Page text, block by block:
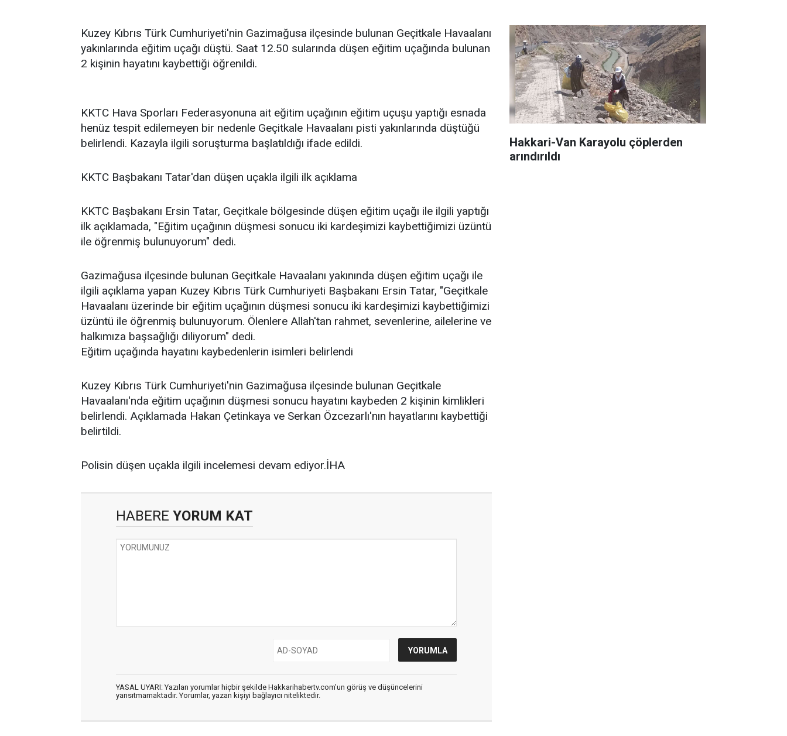
Kuzey Kıbrıs Türk Cumhuriyeti'nin Gazimağusa ilçesinde bulunan Geçitkale Havaalanı
yakınlarında eğitim uçağı düştü. Saat 12.50 sularında düşen eğitim uçağında bulunan
2 kişinin hayatını kaybettiği öğrenildi.
KKTC Hava Sporları Federasyonuna ait eğitim uçağının eğitim uçuşu yaptığı esnada
henüz tespit edilemeyen bir nedenle Geçitkale Havaalanı pisti yakınlarında düştüğü
belirlendi. Kazayla ilgili soruşturma başlatıldığı ifade edildi.
KKTC Başbakanı Tatar'dan düşen uçakla ilgili ilk açıklama
KKTC Başbakanı Ersin Tatar, Geçitkale bölgesinde düşen eğitim uçağı ile ilgili yaptığı
ilk açıklamada, "Eğitim uçağının düşmesi sonucu iki kardeşimizi kaybettiğimizi üzüntü
ile öğrenmiş bulunuyorum" dedi.
Gazimağusa ilçesinde bulunan Geçitkale Havaalanı yakınında düşen eğitim uçağı ile
ilgili açıklama yapan Kuzey Kıbrıs Türk Cumhuriyeti Başbakanı Ersin Tatar, "Geçitkale
Havaalanı üzerinde bir eğitim uçağının düşmesi sonucu iki kardeşimizi kaybettiğimizi
üzüntü ile öğrenmiş bulunuyorum. Ölenlere Allah'tan rahmet, sevenlerine, ailelerine ve
halkımıza başsağlığı diliyorum" dedi.
Eğitim uçağında hayatını kaybedenlerin isimleri belirlendi
Kuzey Kıbrıs Türk Cumhuriyeti'nin Gazimağusa ilçesinde bulunan Geçitkale
Havaalanı'nda eğitim uçağının düşmesi sonucu hayatını kaybeden 2 kişinin kimlikleri
belirlendi. Açıklamada Hakan Çetinkaya ve Serkan Özcezarlı'nın hayatlarını kaybettiği
belirtildi.
Polisin düşen uçakla ilgili incelemesi devam ediyor.İHA
HABERE YORUM KAT
YASAL UYARI: Yazılan yorumlar hiçbir şekilde Hakkarihabertv.com’un görüş ve düşüncelerini
yansıtmamaktadır. Yorumlar, yazan kişiyi bağlayıcı niteliktedir.
Hakkari-Van Karayolu çöplerden
arındırıldı